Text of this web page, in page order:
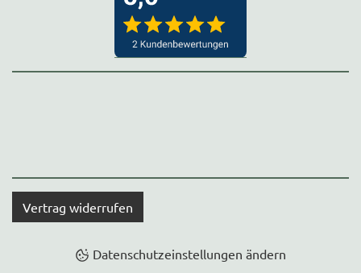
Vertrag widerrufen
Datenschutzeinstellungen ändern